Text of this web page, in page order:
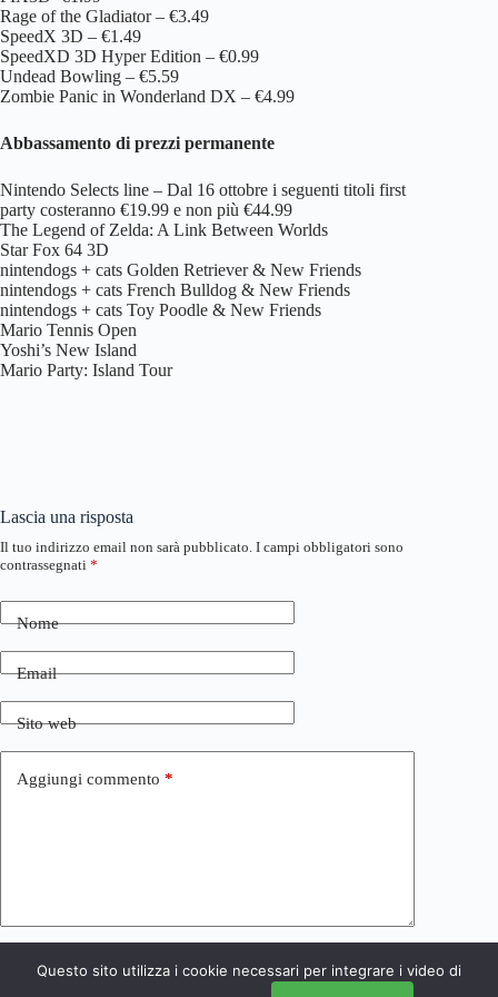
Rage of the Gladiator – €3.49
SpeedX 3D – €1.49
SpeedXD 3D Hyper Edition – €0.99
Undead Bowling – €5.59
Zombie Panic in Wonderland DX – €4.99
Abbassamento di prezzi permanente
Nintendo Selects line – Dal 16 ottobre i seguenti titoli first
party costeranno €19.99 e non più €44.99
The Legend of Zelda: A Link Between Worlds
Star Fox 64 3D
nintendogs + cats Golden Retriever & New Friends
nintendogs + cats French Bulldog & New Friends
nintendogs + cats Toy Poodle & New Friends
Mario Tennis Open
Yoshi’s New Island
Mario Party: Island Tour
Lascia una risposta
Il tuo indirizzo email non sarà pubblicato. I campi obbligatori sono
contrassegnati *
Nome
Email
Sito web
Aggiungi commento *
Invia commento
Questo sito utilizza i cookie necessari per integrare i video di